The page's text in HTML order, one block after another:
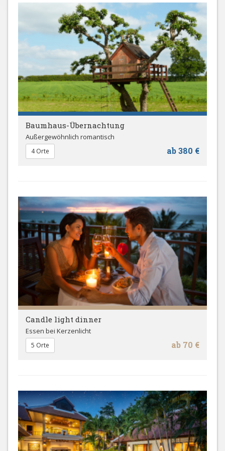
Baumhaus-Übernachtung
Außergewöhnlich romantisch
ab 380 €
4 Orte
Candle light dinner
Essen bei Kerzenlicht
ab 70 €
5 Orte